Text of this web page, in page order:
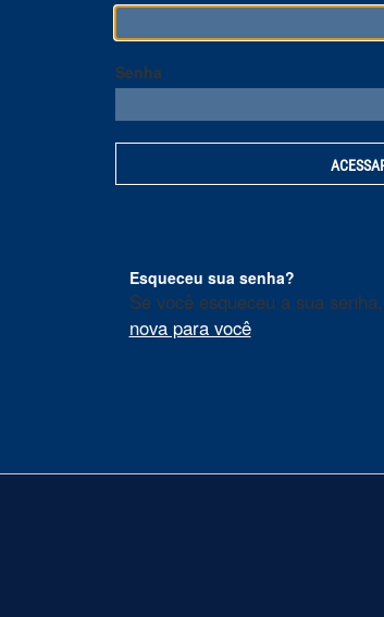
Senha
Esqueceu sua senha?
Se você esqueceu a sua senha,
nova para você.